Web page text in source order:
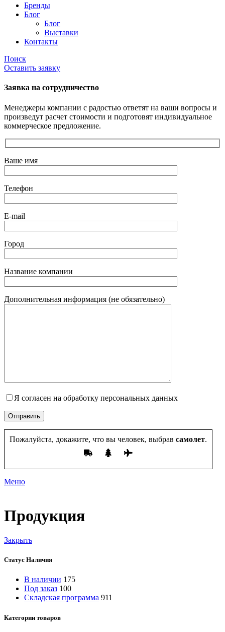
Бренды
Блог
Блог
Выставки
Контакты
Поиск
Оставить заявку
Заявка на сотрудничество
Менеджеры компании с радостью ответят на ваши вопросы и
произведут расчет стоимости и подготовят индивидуальное
коммерческое предложение.
Ваше имя
Телефон
E-mail
Город
Название компании
Дополнительная информация (не обязательно)
Я согласен на обработку персональных данных
Пожалуйста, докажите, что вы человек, выбрав самолет.
Меню
Продукция
Закрыть
Статус Наличия
В наличии 175
Под заказ 100
Складская программа 911
Категории товаров